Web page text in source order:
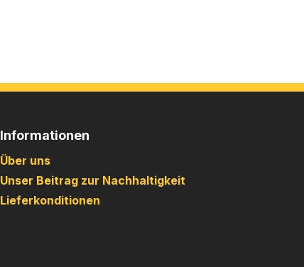
Informationen
Über uns
Unser Beitrag zur Nachhaltigkeit
Lieferkonditionen